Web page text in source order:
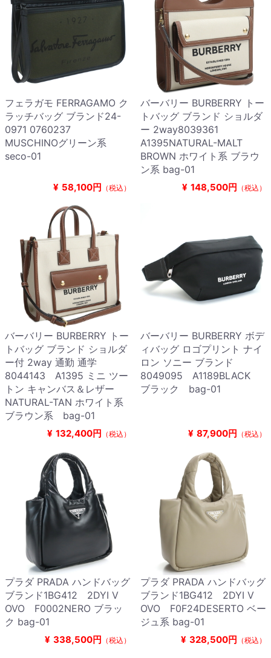
フェラガモ FERRAGAMO ク
ラッチバッグ ブランド24-
0971 0760237
MUSCHINOグリーン系
seco-01
¥ 58,100円 （税込）
バーバリー BURBERRY トー
トバッグ ブランド ショルダ
ー 2way8039361
A1395NATURAL-MALT
BROWN ホワイト系 ブラウ
ン系 bag-01
¥ 148,500円 （税込）
バーバリー BURBERRY トー
トバッグ ブランド ショルダ
ー付 2way 通勤 通学
8044143 A1395 ミニ ツー
トン キャンバス＆レザー
NATURAL-TAN ホワイト系
ブラウン系 bag-01
¥ 132,400円 （税込）
バーバリー BURBERRY ボデ
ィバッグ ロゴプリント ナイ
ロン ソニー ブランド
8049095 A1189BLACK
ブラック bag-01
¥ 87,900円 （税込）
プラダ PRADA ハンドバッグ
ブランド1BG412 2DYI V
OVO F0002NERO ブラッ
ク bag-01
¥ 338,500円 （税込）
プラダ PRADA ハンドバッグ
ブランド1BG412 2DYI V
OVO F0F24DESERTO ベー
ジュ系 bag-01
¥ 328,500円 （税込）